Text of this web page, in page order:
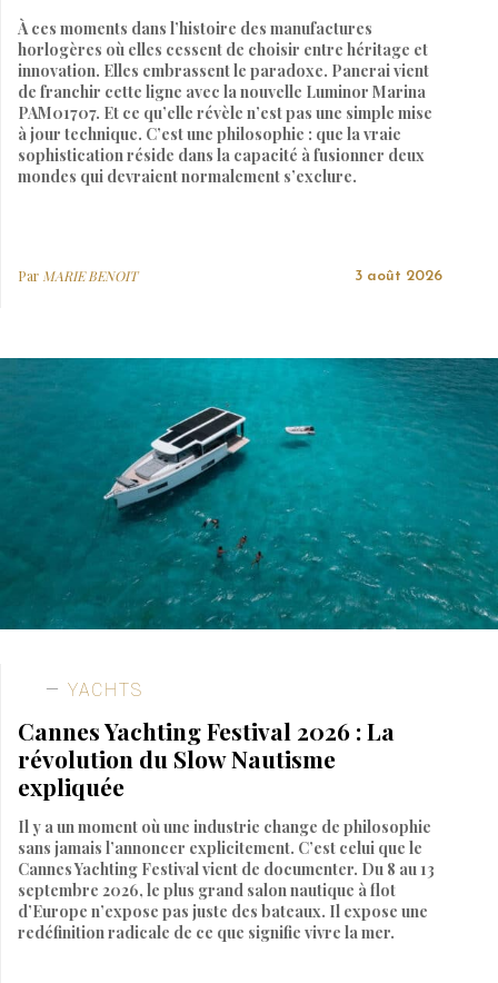
À ces moments dans l’histoire des manufactures
horlogères où elles cessent de choisir entre héritage et
innovation. Elles embrassent le paradoxe. Panerai vient
de franchir cette ligne avec la nouvelle Luminor Marina
PAM01707. Et ce qu’elle révèle n’est pas une simple mise
à jour technique. C’est une philosophie : que la vraie
sophistication réside dans la capacité à fusionner deux
mondes qui devraient normalement s’exclure.
Par MARIE BENOIT 3 août 2026
YACHTS
Cannes Yachting Festival 2026 : La
révolution du Slow Nautisme
expliquée
Il y a un moment où une industrie change de philosophie
sans jamais l’annoncer explicitement. C’est celui que le
Cannes Yachting Festival vient de documenter. Du 8 au 13
septembre 2026, le plus grand salon nautique à flot
d’Europe n’expose pas juste des bateaux. Il expose une
redéfinition radicale de ce que signifie vivre la mer.